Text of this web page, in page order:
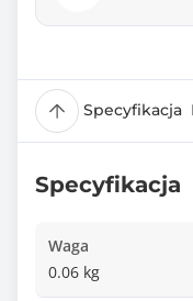
Specyfikacja
Specyfikacja
Waga
0.06 kg